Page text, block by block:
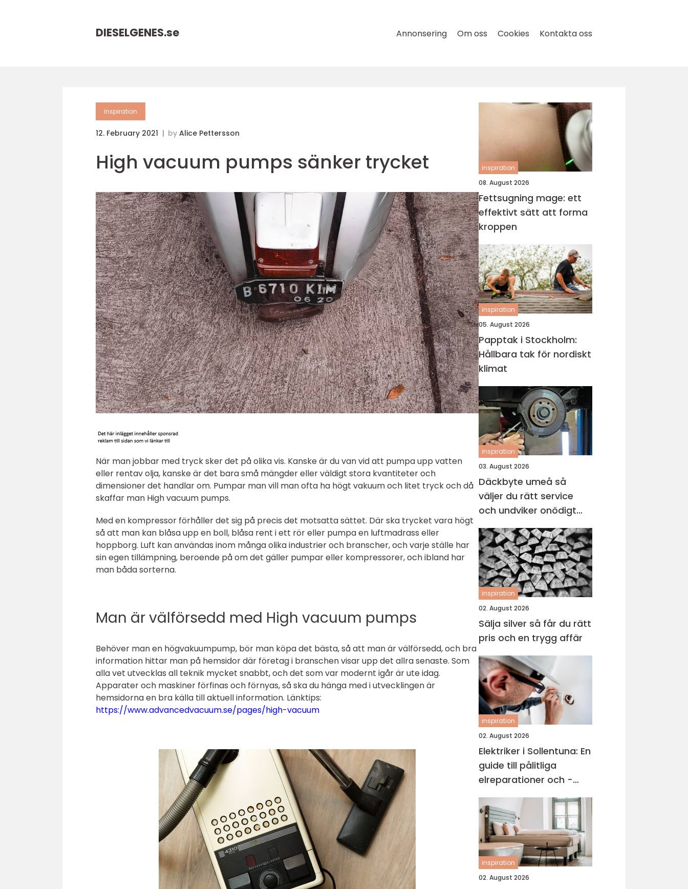
DIESELGENES.se Annonsering Om oss Cookies Kontakta oss
inspiration
12. February 2021 by Alice Pettersson
High vacuum pumps sänker trycket
När man jobbar med tryck sker det på olika vis. Kanske är du van vid att pumpa upp vatten
eller rentav olja, kanske är det bara små mängder eller väldigt stora kvantiteter och
dimensioner det handlar om. Pumpar man vill man ofta ha högt vakuum och litet tryck och då
skaffar man High vacuum pumps.
Med en kompressor förhåller det sig på precis det motsatta sättet. Där ska trycket vara högt
så att man kan blåsa upp en boll, blåsa rent i ett rör eller pumpa en luftmadrass eller
hoppborg. Luft kan användas inom många olika industrier och branscher, och varje ställe har
sin egen tillämpning, beroende på om det gäller pumpar eller kompressorer, och ibland har
man båda sorterna.
Man är välförsedd med High vacuum pumps
Behöver man en högvakuumpump, bör man köpa det bästa, så att man är välförsedd, och bra
information hittar man på hemsidor där företag i branschen visar upp det allra senaste. Som
alla vet utvecklas all teknik mycket snabbt, och det som var modernt igår är ute idag.
Apparater och maskiner förfinas och förnyas, så ska du hänga med i utvecklingen är
hemsidorna en bra källa till aktuell information. Länktips:
https://www.advancedvacuum.se/pages/high-vacuum
inspiration
08. August 2026
Fettsugning mage: ett
effektivt sätt att forma
kroppen
inspiration
05. August 2026
Papptak i Stockholm:
Hållbara tak för nordiskt
klimat
inspiration
03. August 2026
Däckbyte umeå så
väljer du rätt service
och undviker onödigt
slitage
inspiration
02. August 2026
Sälja silver så får du rätt
pris och en trygg affär
inspiration
02. August 2026
Elektriker i Sollentuna: En
guide till pålitliga
elreparationer och -
installationer
inspiration
02. August 2026